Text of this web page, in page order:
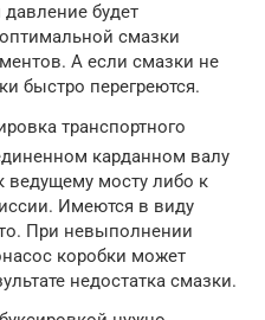
будет
смазки
А если смазки не
быстро перегреются.
транспортного
карданном валу
ведущему мосту либо к
Имеются в виду
При невыполнении
коробки может
недостатка смазки.